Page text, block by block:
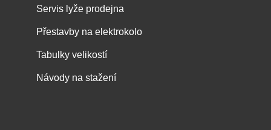
Servis lyže prodejna
Přestavby na elektrokolo
Tabulky velikostí
Návody na stažení